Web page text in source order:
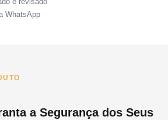
WhatsApp
a Segurança dos Seus